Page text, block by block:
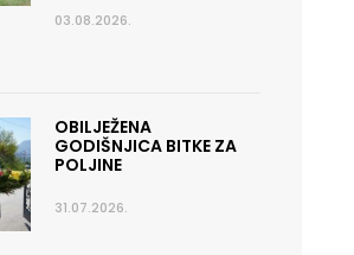
03.08.2026.
OBILJEŽENA
GODIŠNJICA BITKE ZA
POLJINE
31.07.2026.